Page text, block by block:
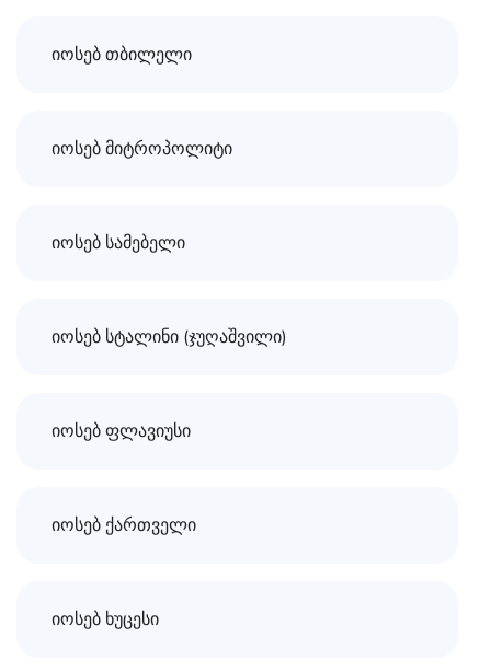
იოსებ თბილელი
იოსებ მიტროპოლიტი
იოსებ სამებელი
იოსებ სტალინი (ჯუღაშვილი)
იოსებ ფლავიუსი
იოსებ ქართველი
იოსებ ხუცესი